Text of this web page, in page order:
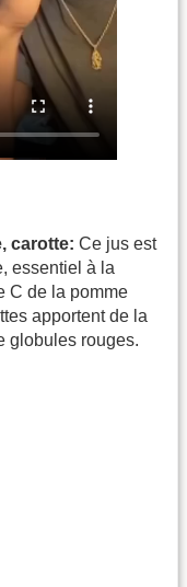
carotte: Ce jus est
essentiel à la
C de la pomme
apportent de la
globules rouges.